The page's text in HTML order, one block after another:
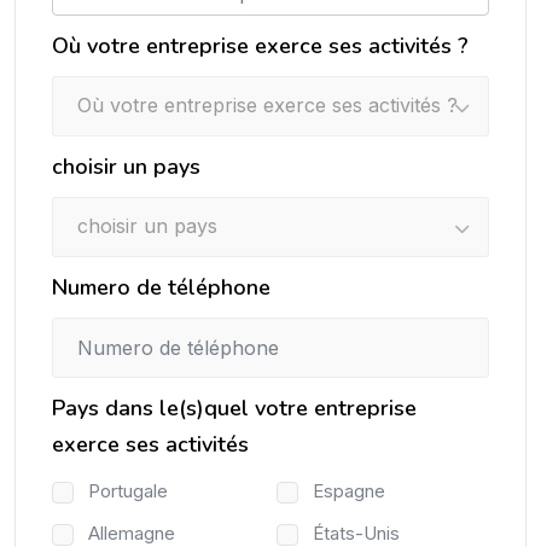
Où votre entreprise exerce ses activités ?
Où votre entreprise exerce ses activités ?
choisir un pays
choisir un pays
Numero de téléphone
Pays dans le(s)quel votre entreprise
exerce ses activités
Portugale
Espagne
Allemagne
États-Unis